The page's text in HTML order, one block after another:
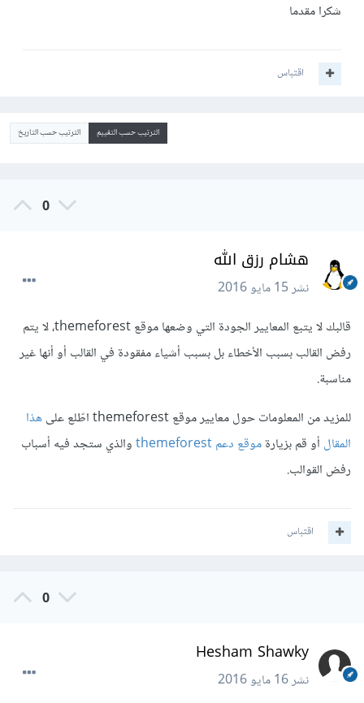
شكرا مقدما
اقتباس
الترتيب حسب التقييم الترتيب حسب التاريخ
0
هشام رزق الله
نشر15 مايو 2016
قالبك لا يتبع المعايير الجودة التي وضعها موقع themeforest، لا يتم
رفض القالب بسبب الأخطاء بل بسبب أشياء مفقودة في القالب أو أنها غير
مناسبة.
للمزيد من المعلومات حول معايير موقع themeforest اطّلع على
هذا
المقالأو قم بزيارةموقع دعم themeforest
والذي ستجد فيه أسباب
رفض القوالب.
اقتباس
0
Hesham Shawky
نشر16 مايو 2016